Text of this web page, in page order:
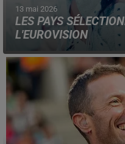
13 mai 2026
LES PAYS
L'EUROVISION
Les demi-finales se
départager les finalistes,
samedi soir, depuis